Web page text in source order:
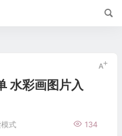
水彩画图片入
134
式